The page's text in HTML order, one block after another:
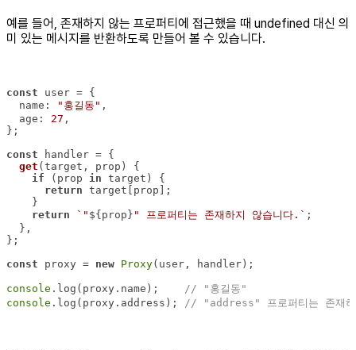
예를 들어, 존재하지 않는 프로퍼티에 접근했을 때 undefined 대신 의
미 있는 메시지를 반환하도록 만들어 볼 수 있습니다.
const
name : "홍길동"
age : 27
const
get ( target, prop )
if (prop in
return
return
`" ${prop} " 프로퍼티는 존재하지 않습니다.`
const proxy = new Proxy
console .log(proxy.name); // "홍길동"
console .log(proxy.address); // "address" 프로퍼티는 존재하